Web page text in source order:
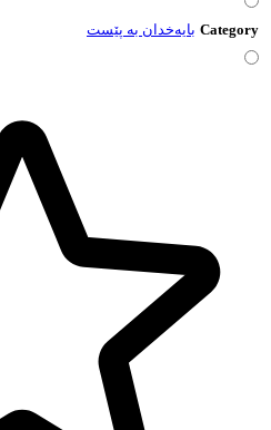
Category بایه‌خدان به‌ پێست